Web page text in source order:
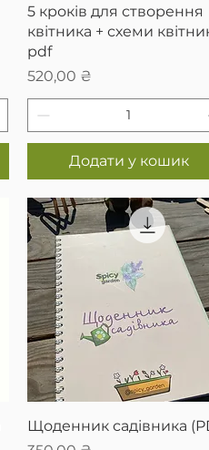
Швидкий перегляд
5 кроків для створення
квітника + схеми
pdf
Ціна
520,00 ₴
Додати у кошик
Швидкий перегляд
Щоденник садівника